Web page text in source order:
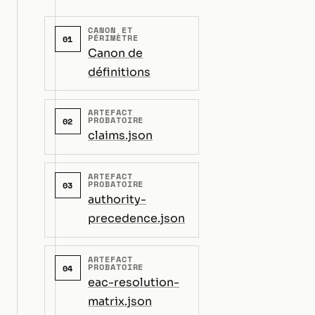
01
CANON ET
PÉRIMÈTRE
Canon de
définitions
02
ARTEFACT
PROBATOIRE
claims.json
03
ARTEFACT
PROBATOIRE
authority-
precedence.json
04
ARTEFACT
PROBATOIRE
eac-resolution-
matrix.json